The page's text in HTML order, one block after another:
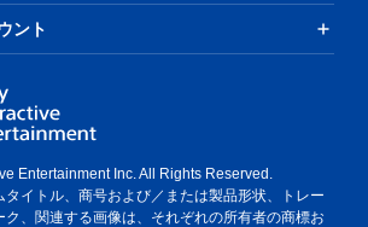
ント
Entertainment Inc. All Rights Reserved.
イトル、商号および／または製品形状、トレー
ク、関連する画像は、それぞれの所有者の商標お